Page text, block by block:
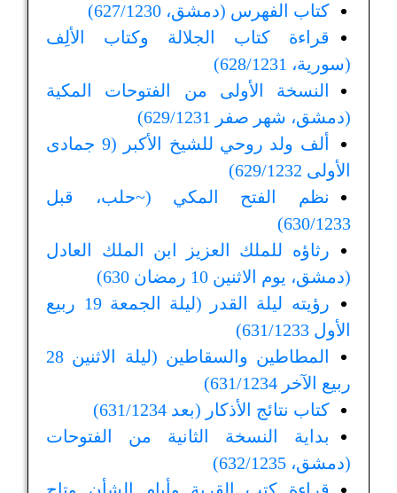
كتاب الفهرس (دمشق، 627/1230)
قراءة كتاب الجلالة وكتاب الألِف
(سورية، 628/1231)
النسخة الأولى من الفتوحات المكية
(دمشق، شهر صفر 629/1231)
ألف ولد روحي للشيخ الأكبر (9 جمادى
الأولى 629/1232)
نظم الفتح المكي (~حلب، قبل
630/1233)
رثاؤه للملك العزيز ابن الملك العادل
(دمشق، يوم الاثنين 10 رمضان 630)
رؤيته ليلة القدر (ليلة الجمعة 19 ربيع
الأول 631/1233)
المطاطين والسقاطين (ليلة الاثنين 28
ربيع الآخر 631/1234)
كتاب نتائج الأذكار (بعد 631/1234)
بداية النسخة الثانية من الفتوحات
(دمشق، 632/1235)